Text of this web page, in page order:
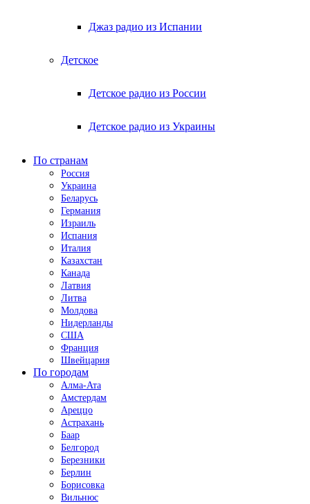
Джаз радио из Испании
Детское
Детское радио из России
Детское радио из Украины
По странам
Россия
Украина
Беларусь
Германия
Израиль
Испания
Италия
Казахстан
Канада
Латвия
Литва
Молдова
Нидерланды
США
Франция
Швейцария
По городам
Алма-Ата
Амстердам
Ареццо
Астрахань
Баар
Белгород
Березники
Берлин
Борисовка
Вильнюс